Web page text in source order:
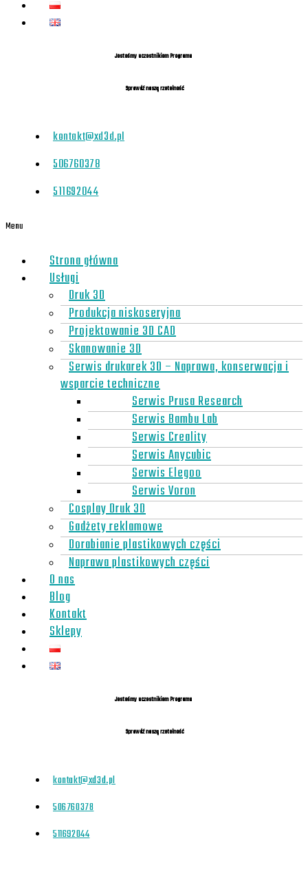
Jesteśmy uczestnikiem Programu
Sprawdź naszą rzetelność
kontakt@xd3d.pl
506760378
511692044
Menu
Strona główna
Usługi
Druk 3D
Produkcja niskoseryjna
Projektowanie 3D CAD
Skanowanie 3D
Serwis drukarek 3D – Naprawa, konserwacja i
wsparcie techniczne
Serwis Prusa Research
Serwis Bambu Lab
Serwis Creality
Serwis Anycubic
Serwis Elegoo
Serwis Voron
Cosplay Druk 3D
Gadżety reklamowe
Dorabianie plastikowych części
Naprawa plastikowych części
O nas
Blog
Kontakt
Sklepy
Jesteśmy uczestnikiem Programu
Sprawdź naszą rzetelność
kontakt@xd3d.pl
506760378
511692044